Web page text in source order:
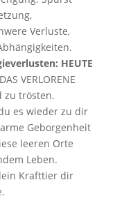
Verluste,
HEUTE
VERLORENE
zu trösten.
es wieder zu dir
Geborgenheit
leeren Orte
Leben.
Krafttier dir